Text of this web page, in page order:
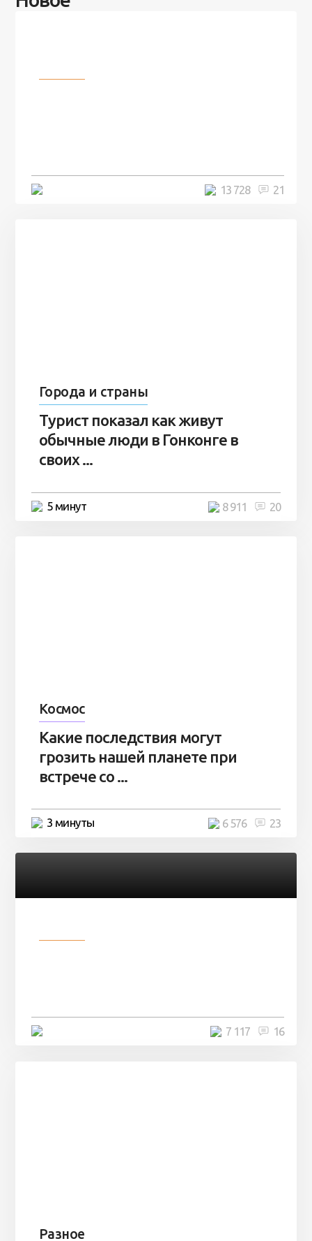
21
13 728
Города и страны
Турист показал как живут
обычные люди в Гонконге в
своих ...
5 минут 20
8 911
Космос
Какие последствия могут
грозить нашей планете при
встрече со ...
3 минуты 23
6 576
16
7 117
Разное